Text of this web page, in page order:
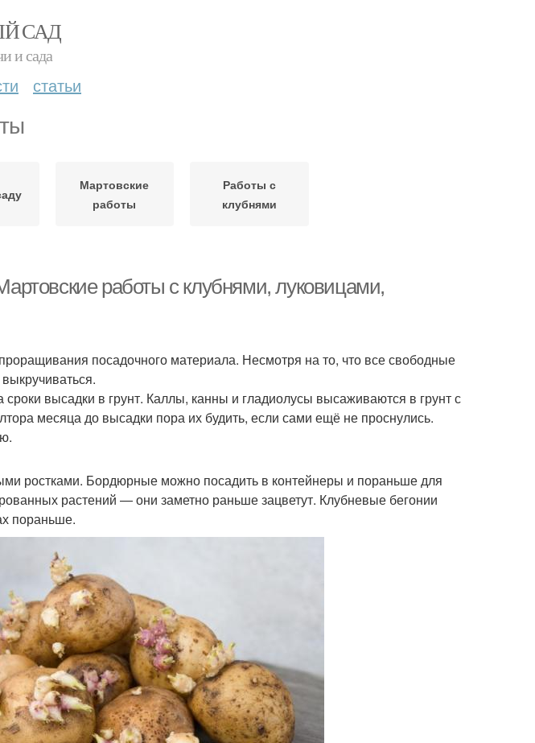
САД
и сада
статьи
Мартовские
работы
Работы с
клубнями
работы с клубнями, луковицами,
посадочного материала. Несмотря на то, что все свободные
высадки в грунт. Каллы, канны и гладиолусы высаживаются в грунт с
месяца до высадки пора их будить, если сами ещё не проснулись.
ростками. Бордюрные можно посадить в контейнеры и пораньше для
растений — они заметно раньше зацветут. Клубневые бегонии
пораньше.